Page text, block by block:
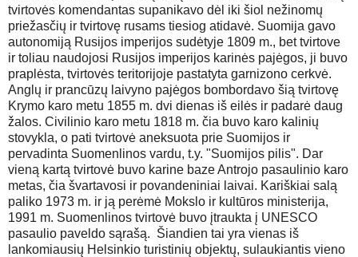
tvirtovės komendantas supanikavo dėl iki šiol nežinomų
priežasčių ir tvirtovę rusams tiesiog atidavė. Suomija gavo
autonomiją Rusijos imperijos sudėtyje 1809 m., bet tvirtove
ir toliau naudojosi Rusijos imperijos karinės pajėgos, ji buvo
praplėsta, tvirtovės teritorijoje pastatyta garnizono cerkvė.
Anglų ir prancūzų laivyno pajėgos bombordavo šią tvirtovę
Krymo karo metu 1855 m. dvi dienas iš eilės ir padarė daug
žalos. Civilinio karo metu 1818 m. čia buvo karo kalinių
stovykla, o pati tvirtovė aneksuota prie Suomijos ir
pervadinta Suomenlinos vardu, t.y. "Suomijos pilis". Dar
vieną kartą tvirtovė buvo karine baze Antrojo pasaulinio karo
metas, čia švartavosi ir povandeniniai laivai. Kariškiai salą
paliko 1973 m. ir ją perėmė Mokslo ir kultūros ministerija,
1991 m. Suomenlinos tvirtovė buvo įtraukta į UNESCO
pasaulio paveldo sąrašą. Šiandien tai yra vienas iš
lankomiausių Helsinkio turistinių objektų, sulaukiantis vieno